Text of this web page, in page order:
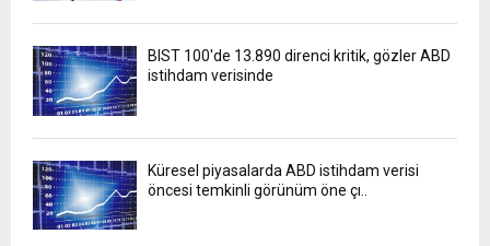
BIST 100'de 13.890 direnci kritik, gözler ABD
istihdam verisinde
Küresel piyasalarda ABD istihdam verisi
öncesi temkinli görünüm öne çı..